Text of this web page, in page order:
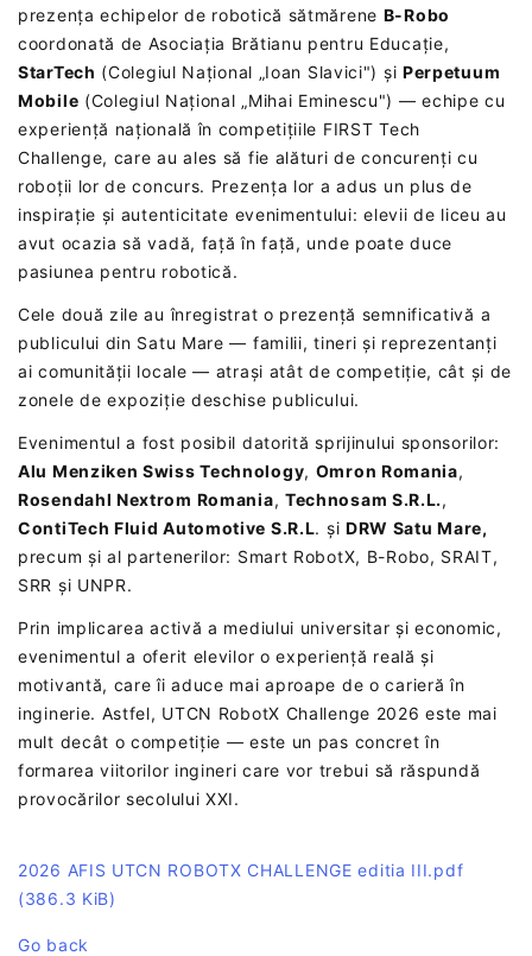
prezența echipelor de robotică sătmărene B-Robo
coordonată de Asociația Brătianu pentru Educație,
StarTech (Colegiul Național „Ioan Slavici") și Perpetuum
Mobile (Colegiul Național „Mihai Eminescu") — echipe cu
experiență națională în competițiile FIRST Tech
Challenge, care au ales să fie alături de concurenți cu
roboții lor de concurs. Prezența lor a adus un plus de
inspirație și autenticitate evenimentului: elevii de liceu au
avut ocazia să vadă, față în față, unde poate duce
pasiunea pentru robotică.
Cele două zile au înregistrat o prezență semnificativă a
publicului din Satu Mare — familii, tineri și reprezentanți
ai comunității locale — atrași atât de competiție, cât și de
zonele de expoziție deschise publicului.
Evenimentul a fost posibil datorită sprijinului sponsorilor:
Alu Menziken Swiss Technology, Omron Romania,
Rosendahl Nextrom Romania, Technosam S.R.L.,
ContiTech Fluid Automotive S.R.L. și DRW Satu Mare,
precum și al partenerilor: Smart RobotX, B-Robo, SRAIT,
SRR și UNPR.
Prin implicarea activă a mediului universitar și economic,
evenimentul a oferit elevilor o experiență reală și
motivantă, care îi aduce mai aproape de o carieră în
inginerie. Astfel, UTCN RobotX Challenge 2026 este mai
mult decât o competiție — este un pas concret în
formarea viitorilor ingineri care vor trebui să răspundă
provocărilor secolului XXI.
2026 AFIS UTCN ROBOTX CHALLENGE editia III.pdf
(386.3 KiB)
Go back